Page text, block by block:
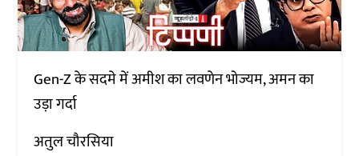
Gen-Z के सदमे में अमीश का लवणेन भोज्यम, अमन का
उड़ा गर्दा
अतुल चौरसिया